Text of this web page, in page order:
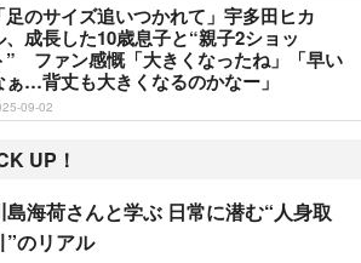
「足のサイズ追いつかれて」宇多田ヒカ
、成長した10歳息子と“親子2ショッ
” ファン感慨「大きくなったね」「早い
ぁ…背丈も大きくなるのかなー」
09-02
UP！
島海荷さんと学ぶ 日常に潜む“人身取
”のリアル